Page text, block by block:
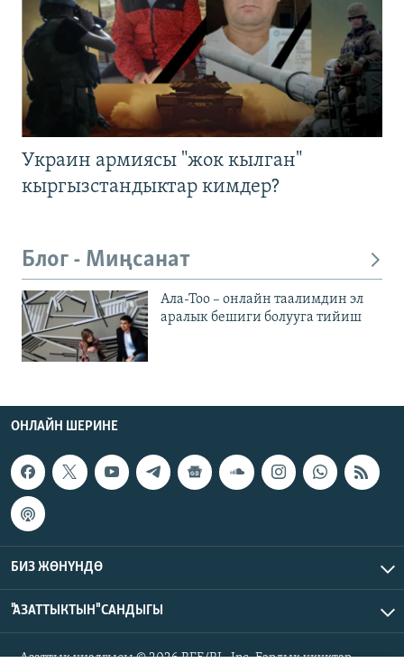
Украин армиясы "жок кылган"
кыргызстандыктар кимдер?
Блог - Миңсанат
Ала-Тоо – онлайн таалимдин эл
аралык бешиги болууга тийиш
ОНЛАЙН ШЕРИНЕ
БИЗ ЖӨНҮНДӨ
"АЗАТТЫКТЫН" САНДЫГЫ
Азаттык үналгысы © 2026 RFE/RL, Inc. Бардык укуктар